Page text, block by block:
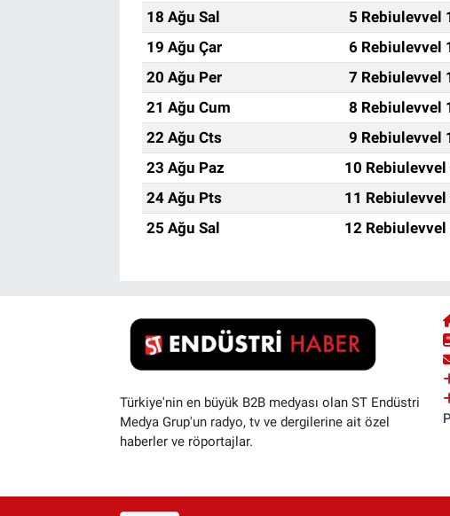
18 Ağu Sal
5 Rebiulevvel
19 Ağu Çar
6 Rebiulevvel
20 Ağu Per
7 Rebiulevvel
21 Ağu Cum
8 Rebiulevvel
22 Ağu Cts
9 Rebiulevvel
23 Ağu Paz
10 Rebiulevvel
24 Ağu Pts
11 Rebiulevvel
25 Ağu Sal
12 Rebiulevvel
Türkiye'nin en büyük B2B medyası olan ST Endüstri
Medya Grup'un radyo, tv ve dergilerine ait özel
haberler ve röportajlar.